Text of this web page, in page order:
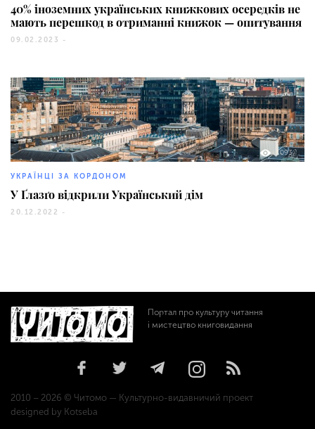
40% іноземних українських книжкових осередків не
мають перешкод в отриманні книжок — опитування
09.02.2023 -
1093
УКРАЇНЦІ ЗА КОРДОНОМ
У Ґлазґо відкрили Український дім
20.12.2022 -
Портал про культуру читання
і мистецтво книговидання
2010 – 2026 © Читомо — Культурно-видавничий проект
designed by Kotseba